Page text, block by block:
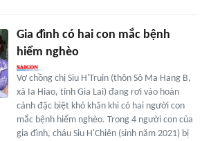
Gia đình có hai con mắc bệnh
hiểm nghèo
Vợ chồng chị Siu H'Truin (thôn Sô Ma Hang B,
xã Ia Hiao, tỉnh Gia Lai) đang rơi vào hoàn
cảnh đặc biệt khó khăn khi có hai người con
mắc bệnh hiểm nghèo. Trong 4 người con của
gia đình, cháu Siu H'Chiên (sinh năm 2021) bị